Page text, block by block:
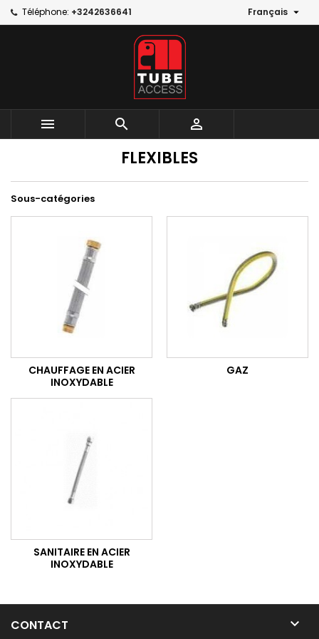
Téléphone: +3242636641 Français 
  
FLEXIBLES
Sous-catégories
CHAUFFAGE EN ACIER
INOXYDABLE
GAZ
SANITAIRE EN ACIER
INOXYDABLE
CONTACT 